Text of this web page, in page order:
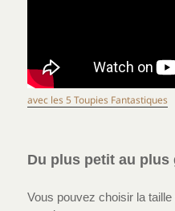
avec les 5 Toupies Fantastiques
Du plus petit au plus
Vous pouvez choisir la